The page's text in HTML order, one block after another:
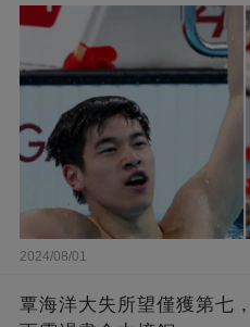
2024/08/01
覃海洋大失所望僅獲第七